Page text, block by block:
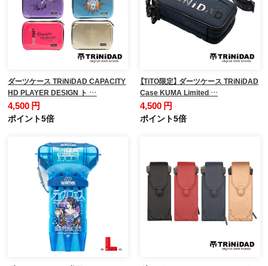
ダーツケース TRiNiDAD CAPACITY
HD PLAYER DESIGN ト …
4,500 円
ポイント5倍
【TiTO限定】 ダーツケース TRiNiDAD
Case KUMA Limited …
4,500 円
ポイント5倍